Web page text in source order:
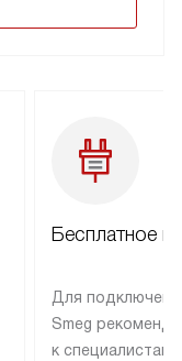
Бесплатное
Для
Smeg
к специалистам